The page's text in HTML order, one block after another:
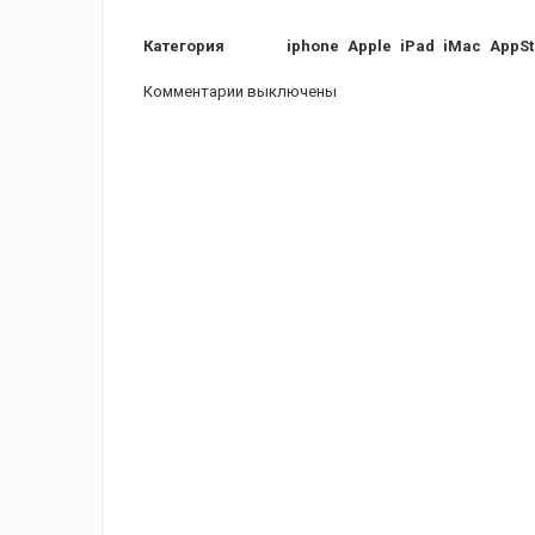
Категория iphone Apple iPad iMac
Комментарии выключены